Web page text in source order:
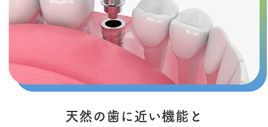
天然の歯に近い機能と